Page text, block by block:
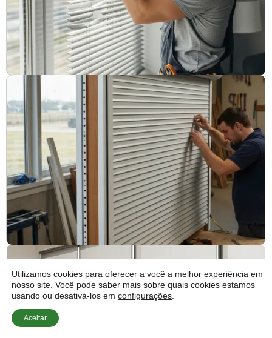
Reparação de Estores
Substituição de fitas, enroladores e lamelas.
Automatização
Converta estores manuais em elétricos.
Utilizamos cookies para oferecer a você a melhor experiência em
nosso site. Você pode saber mais sobre quais cookies estamos
usando ou desativá-los em configurações
Aceitar
Orçamento imediato!